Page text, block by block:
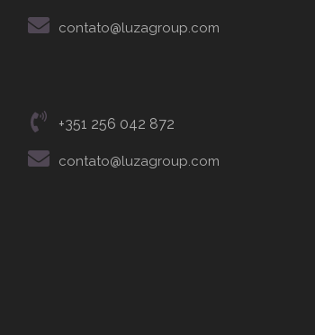
contato@luzagroup.com
+351 256 042 872
contato@luzagroup.com